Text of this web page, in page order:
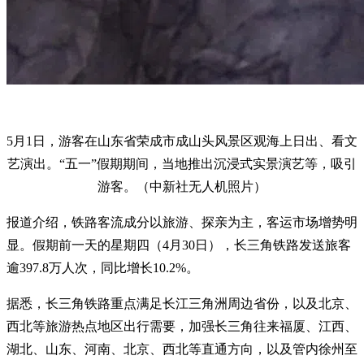
5月1日，游客在山东省荣成市成山头风景区观海上日出、看文
艺演出。“五一”假期期间，当地推出沉浸式实景演艺等，吸引
游客。（中新社无人机照片）
报道介绍，铁路客流成分以旅游、探亲为主，客运市场增势明
显。假期前一天的星期四（4月30日），长三角铁路发送旅客
逾397.8万人次，同比增长10.2%。
据悉，长三角铁路重点满足长江三角洲周边省份，以及北京、
西北等旅游热点地区出行需要，加强长三角往来福厦、江西、
湖北、山东、河南、北京、西北等直通方向，以及管内徐州至